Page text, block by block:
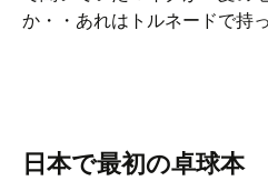
か・・あれはトルネードで持
日本で最初の卓球本